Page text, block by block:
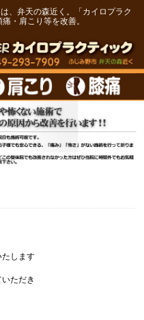
、弁天の森近く。「カイロプラク
・肩こり等を改善。
たします
ただき